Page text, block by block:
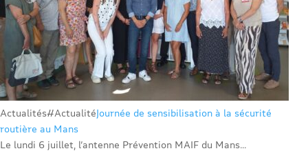
Actualités#ActualitéJournée de sensibilisation à la sécurité
routière au Mans
Le lundi 6 juillet, l’antenne Prévention MAIF du Mans...